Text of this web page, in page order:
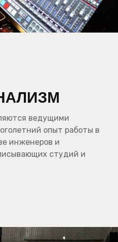
ведущими
опыт работы в
инженеров и
студий и